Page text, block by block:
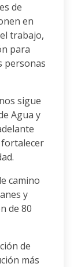
de
en
trabajo,
para
personas
sigue
Agua y
camino
y
de 80
de
más